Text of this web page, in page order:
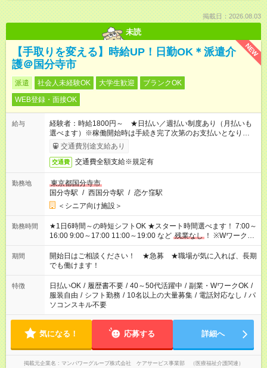
掲載日：2026.08.03
未読
NEW
【手取りを変える】時給UP！日勤OK＊派遣介
護＠国分寺市
派遣 社会人未経験OK 大学生歓迎
ブランクOK
WEB登録・面接OK
給与
経験者：時給1800円～ ★日払い／週払い制度あり（月払いも
選べます）※稼働開始時は手続き完了次第のお支払いとなりま
す。交通費別途支給あり
交通費 交通費全額支給※規定有
勤務地
東京都国分寺市
国分寺駅 / 西国分寺駅 / 恋ケ窪駅
＜シニア向け施設＞
勤務時間
★1日6時間～の時短シフトOK ★スタート時間選べます！ 7:00～
16:00 9:00～17:00 11:00～19:00 など 残業なし ！ ※Wワークの
場合、他のお仕事と合わせ週40時間超の就業はご案内できませ
ん ※法令に基づき、週20時間以上勤務は社会保険への加入対象
となります ※労働者派遣法（日雇い派遣の原則禁止）により、
短時間・短期間の就業はご案内が難しい場合があります
期間
開始日はご相談ください！ ★急募 ★職場が気に入れば、長期
でも働けます！
特徴 日払いOK / 履歴書不要 / 40～50代活躍中 / 副業・WワークOK /
服装自由 / シフト勤務 / 10名以上の大量募集 / 電話対応なし / パ
ソコンスキル不要
気になる！ 応募する 詳細へ
掲載元企業名 マンパワーグループ株式会社 ケアサービス事業部 （医療福祉介護関連）